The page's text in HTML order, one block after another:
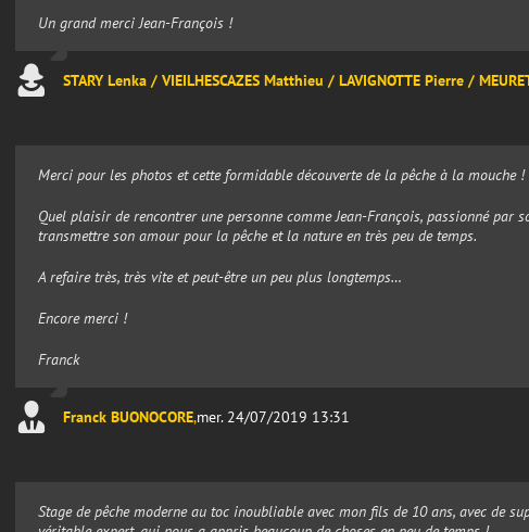
Un grand merci Jean-François !
STARY Lenka / VIEILHESCAZES Matthieu / LAVIGNOTTE Pierre /
Merci pour les photos et cette formidable découverte de la pêche à la mouche !
Quel plaisir de rencontrer une personne comme Jean-François, passionné par
transmettre son amour pour la pêche et la nature en très peu de temps.
A refaire très, très vite et peut-être un peu plus longtemps…
Encore merci !
Franck
Franck BUONOCORE,mer. 24/07/2019 13:31
Stage de pêche moderne au toc inoubliable avec mon fils de 10 ans, avec de